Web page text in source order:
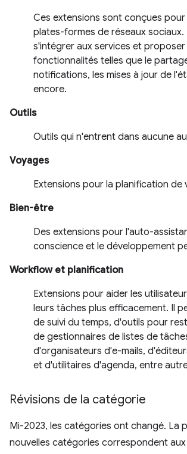
Ces extensions sont conçues pour
plates-formes de réseaux sociaux.
s'intégrer aux services et proposer
fonctionnalités telles que le
notifications, les mises à jour de
encore.
Outils
Outils qui n'entrent dans aucune
Voyages
Extensions pour la planification de
Bien-être
Des extensions pour l'auto-
conscience et le développement
Workflow et planification
Extensions pour aider les
leurs tâches plus efficacement. Il
de suivi du temps, d'outils pour
de gestionnaires de listes de
d'organisateurs d'e-mails,
et d'utilitaires d'agenda, entre
Révisions de la catégorie
Mi-2023, les catégories ont changé. La
nouvelles catégories correspondent aux